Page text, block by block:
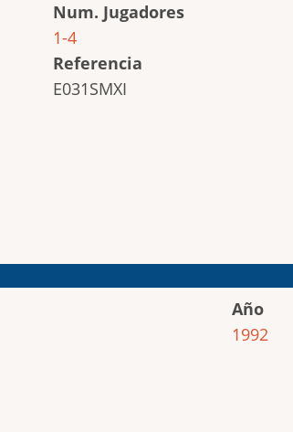
Num. Jugadores
1-4
Referencia
E031SMXI
Año
1992